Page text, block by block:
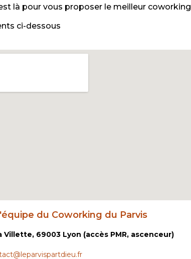
là pour vous proposer le meilleur coworking
ci-dessous
du Coworking du Parvis
Villette, 69003 Lyon (accès PMR, ascenceur)